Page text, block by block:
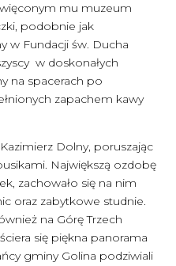
mu muzeum
podobnie jak
w Fundacji św. Ducha
w doskonałych
na spacerach po
zapachem kawy
Dolny, poruszając
Największą ozdobę
zachowało się na nim
oraz zabytkowe studnie.
na Górę Trzech
się piękna panorama
gminy Golina podziwiali